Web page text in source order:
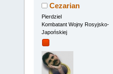
Cezarian
Pierdziel
Kombatant Wojny Rosyjsko-
Japońskiej